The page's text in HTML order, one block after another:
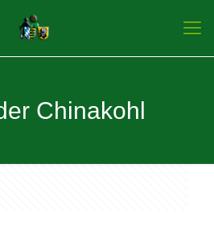
Chinakohl